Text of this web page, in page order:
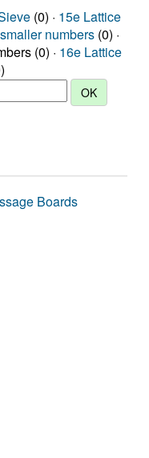
(0) · 15e Lattice
numbers (0) ·
(0) · 16e Lattice
Boards